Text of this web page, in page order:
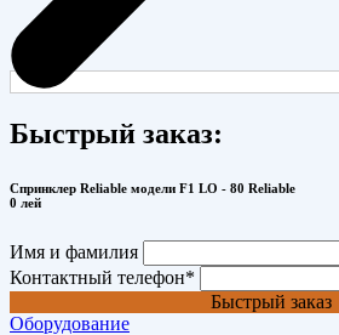
Быстрый заказ:
Спринклер Reliable модели F1 LO - 80 Reliable
0 лей
Имя и фамилия
Контактный телефон*
Быстрый заказ
Оборудование